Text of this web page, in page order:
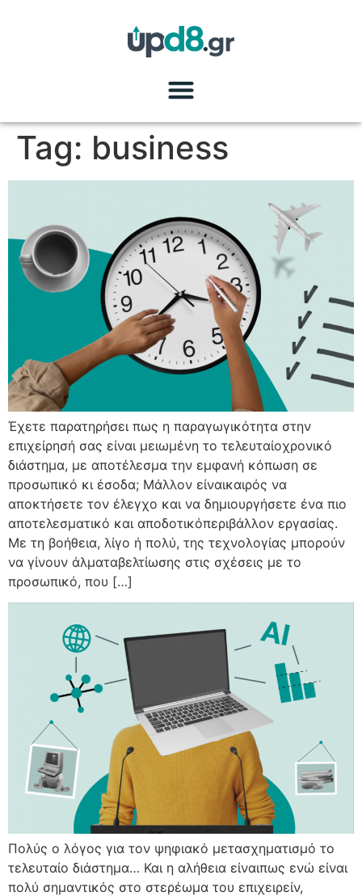
Tag: business
Έχετε παρατηρήσει πως η παραγωγικότητα στην
επιχείρησή σας είναι μειωμένη το τελευταίοχρονικό
διάστημα, με αποτέλεσμα την εμφανή κόπωση σε
προσωπικό κι έσοδα; Μάλλον είναικαιρός να
αποκτήσετε τον έλεγχο και να δημιουργήσετε ένα πιο
αποτελεσματικό και αποδοτικόπεριβάλλον εργασίας.
Με τη βοήθεια, λίγο ή πολύ, της τεχνολογίας μπορούν
να γίνουν άλματαβελτίωσης στις σχέσεις με το
προσωπικό, που […]
Πολύς ο λόγος για τον ψηφιακό μετασχηματισμό το
τελευταίο διάστημα… Και η αλήθεια είναιπως ενώ είναι
πολύ σημαντικός στο στερέωμα του επιχειρείν,